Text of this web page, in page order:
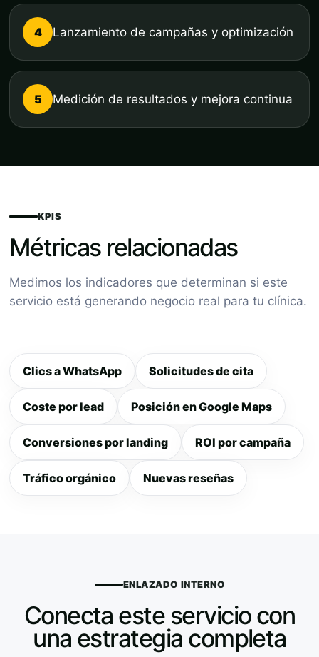
4 Lanzamiento de campañas y optimización
5 Medición de resultados y mejora continua
KPIS
Métricas relacionadas
Medimos los indicadores que determinan si este
servicio está generando negocio real para tu clínica.
Clics a WhatsApp Solicitudes de cita
Coste por lead Posición en Google Maps
Conversiones por landing ROI por campaña
Tráfico orgánico Nuevas reseñas
ENLAZADO INTERNO
Conecta este servicio con
una estrategia completa